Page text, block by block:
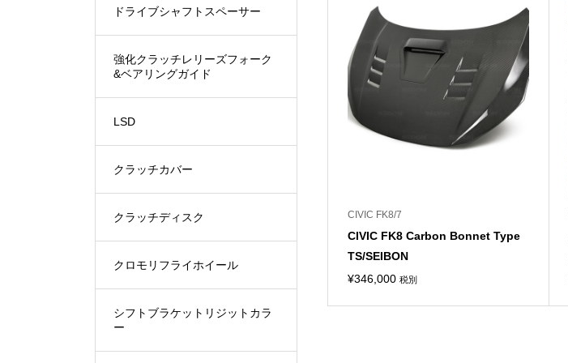
CIVIC FK8/7
CIVIC FK8 Carbon Bonnet Type
TS/SEIBON
¥346,000 税別
ドライブシャフトスペーサー
強化クラッチレリーズフォーク
&ベアリングガイド
LSD
クラッチカバー
クラッチディスク
クロモリフライホイール
シフトブラケットリジットカラ
ー